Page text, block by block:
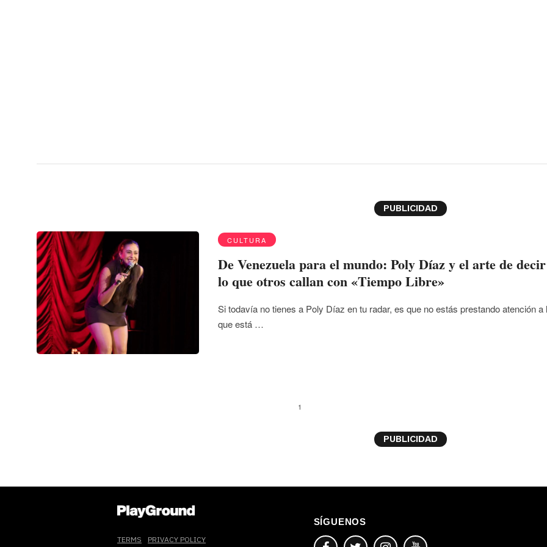
PUBLICIDAD
CULTURA
De Venezuela para el mundo: Poly Díaz y el arte de decir
lo que otros callan con «Tiempo Libre»
Si todavía no tienes a Poly Díaz en tu radar, es que no estás prestando atención a
que está …
1
PUBLICIDAD
TERMS PRIVACY POLICY
SÍGUENOS